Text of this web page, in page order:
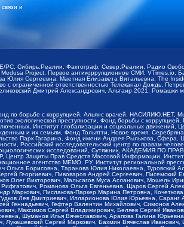
и
Сибирь.Реалии, Фактограф, Север.Реалии, Радио
Project, Первое антикоррупционное СМИ,
Сергеевна, Маетная Елизавета Витальевна, The
ограниченной ответственностью Телеканал Дождь,
Дмитрий Александрович, Альтаир 2021, Ромашки
по борьбе с коррупцией, Альянс врачей,
экологической преступности, Фонд борьбы с
Институт глобализации и социальных
и их семьям, Фонд Тольятти, Новое время,
Парк Гагарина, Фонд имени Андрея Рылькова,
Российский исследовательский центр по правам
исследований, Сутяжник, АКАДЕМИЯ ПО
Центр Защиты Прав Средств Массовой Информации,
агентство МЕМО. РУ, Институт региональной
Борисовна, Таранова Юлия Николаевна, Туровский
Георгиевич, Пивоваров Андрей Сергеевич, Писемский
Олег Викторович, Мальсагов Муса Асланович, Мошель
Романова Ольга Евгеньевна, Щаров Сергей
Маркович, Пислакова-Паркер Марина Петровна,
Лев Дмитриевич, Илларионова Юлия Юрьевна,
Геннадьевич, Гефтер Валентин Михайлович, Симонов
Максимов Сергей Владимирович, Беляев Сергей
Шуманов Илья Вячеславович, Арапова Галина
Сергей Маркович, Бахмин Вячеслав